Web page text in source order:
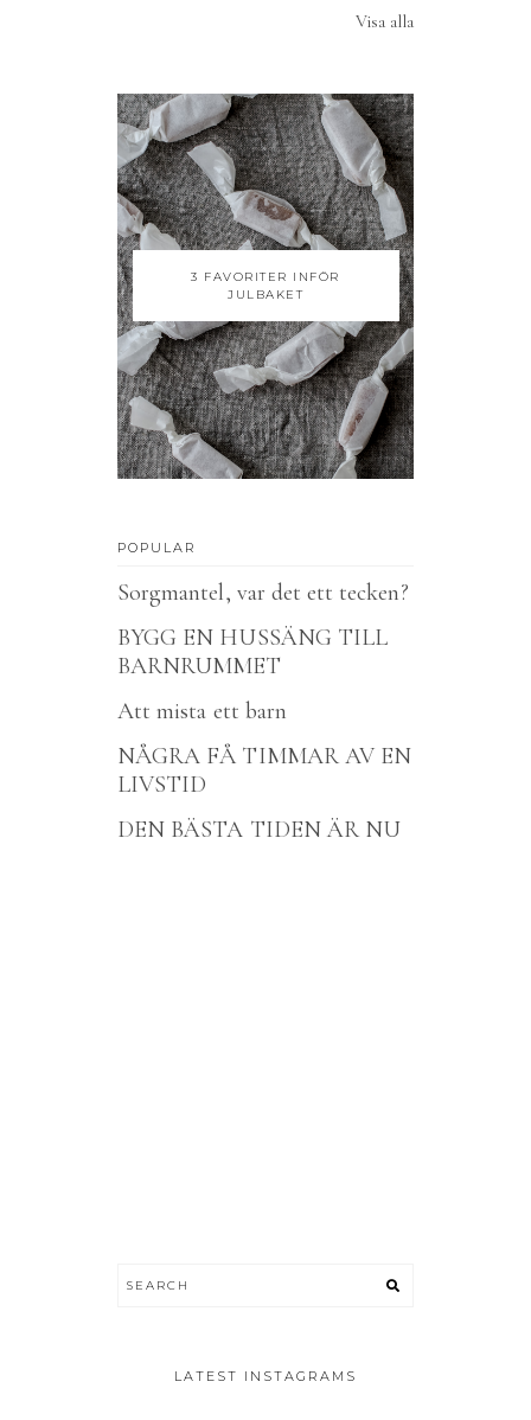
Visa alla
3 FAVORITER INFÖR
JULBAKET
POPULAR
Sorgmantel, var det ett tecken?
BYGG EN HUSSÄNG TILL
BARNRUMMET
Att mista ett barn
NÅGRA FÅ TIMMAR AV EN
LIVSTID
DEN BÄSTA TIDEN ÄR NU
LATEST INSTAGRAMS